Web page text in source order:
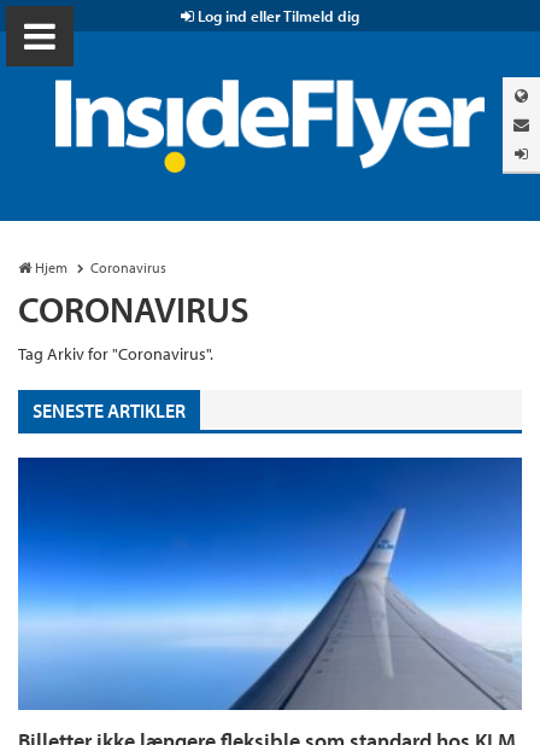
Log ind eller Tilmeld dig
Hjem Coronavirus
CORONAVIRUS
Tag Arkiv for "Coronavirus".
SENESTE ARTIKLER